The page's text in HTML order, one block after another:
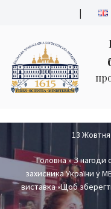
вмісту
|
13
Головна»З нагоди
захисника України у
виставка «Щоб